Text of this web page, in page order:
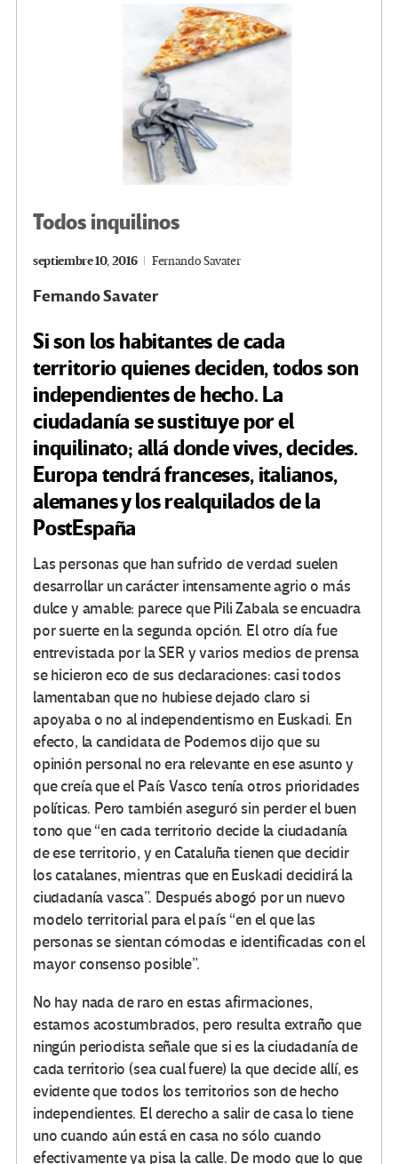
tir
Todos inquilinos
septiembre 10, 2016 Fernando Savater
Fernando Savater
Si son los habitantes de cada
territorio quienes deciden, todos son
independientes de hecho. La
ciudadanía se sustituye por el
inquilinato; allá donde vives, decides.
Europa tendrá franceses, italianos,
alemanes y los realquilados de la
PostEspaña
Las personas que han sufrido de verdad suelen
desarrollar un carácter intensamente agrio o más
dulce y amable: parece que Pili Zabala se encuadra
por suerte en la segunda opción. El otro día fue
entrevistada por la SER y varios medios de prensa
se hicieron eco de sus declaraciones: casi todos
lamentaban que no hubiese dejado claro si
apoyaba o no al independentismo en Euskadi. En
efecto, la candidata de Podemos dijo que su
opinión personal no era relevante en ese asunto y
que creía que el País Vasco tenía otros prioridades
políticas. Pero también aseguró sin perder el buen
tono que “en cada territorio decide la ciudadanía
de ese territorio, y en Cataluña tienen que decidir
los catalanes, mientras que en Euskadi decidirá la
ciudadanía vasca”. Después abogó por un nuevo
modelo territorial para el país “en el que las
personas se sientan cómodas e identificadas con el
mayor consenso posible”.
No hay nada de raro en estas afirmaciones,
estamos acostumbrados, pero resulta extraño que
ningún periodista señale que si es la ciudadanía de
cada territorio (sea cual fuere) la que decide allí, es
evidente que todos los territorios son de hecho
independientes. El derecho a salir de casa lo tiene
uno cuando aún está en casa no sólo cuando
efectivamente ya pisa la calle. De modo que lo que